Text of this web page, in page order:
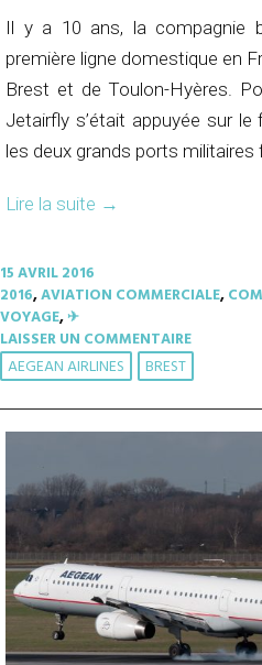
Il y a 10 ans, la compagnie
première ligne domestique en
Brest et de Toulon-Hyères.
Jetairfly s’était appuyée sur
les deux grands ports militaires
Lire la suite →
15 AVRIL 2016
2016,AVIATION COMMERCIALE,
VOYAGE,✈︎
LAISSER UN COMMENTAIRE
AEGEAN AIRLINES BREST